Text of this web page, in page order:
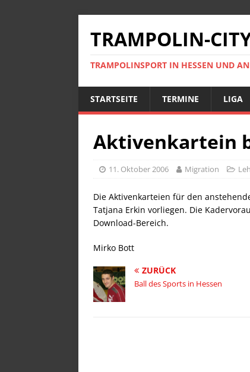
TRAMPOLIN-
TRAMPOLINSPORT IN HESSEN UND
STARTSEITE TERMINE LIGA
Aktivenkartein
11. Oktober 2006 Migration
Die Aktivenkarteien für den
Tatjana Erkin vorliegen. Die
Download-Bereich.
Mirko Bott
ZURÜCK
Ball des Sports in Hessen